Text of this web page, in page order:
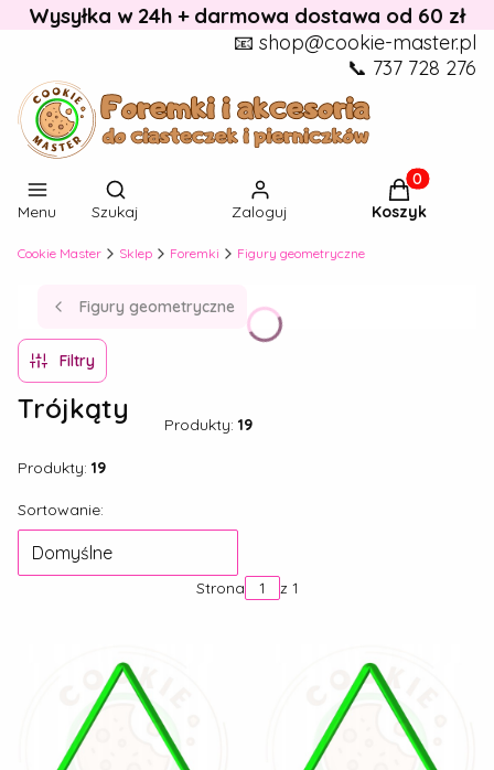
Wysyłka w 24h + darmowa dostawa od 60 zł
📧 shop@cookie-master.pl
📞 737 728 276
Menu
Otwórz wyszukiwarkę
Szukaj Zaloguj
Produkty w
Koszyk
Cookie Master Sklep Foremki Figury geometryczne
Figury geometryczne
Filtry
Trójkąty Produkty: 19
Produkty: 19
Lista produktów
Sortowanie:
Domyślne
Strona z 1